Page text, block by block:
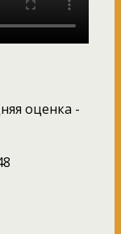
оценка -